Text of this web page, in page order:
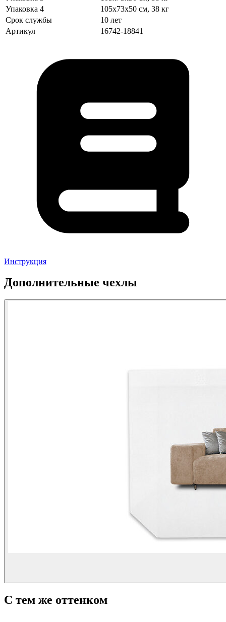
Упаковка 4
105х73х50 см, 38 кг
Срок службы
10 лет
Артикул
16742-18841
Инструкция
Дополнительные чехлы
С тем же оттенком